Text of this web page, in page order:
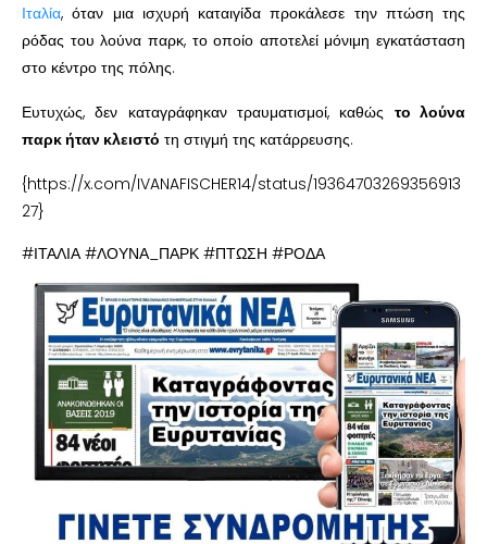
Ιταλία, όταν μια ισχυρή καταιγίδα προκάλεσε την πτώση της
ρόδας του λούνα παρκ, το οποίο αποτελεί μόνιμη εγκατάσταση
στο κέντρο της πόλης.
Ευτυχώς, δεν καταγράφηκαν τραυματισμοί, καθώς το λούνα
παρκ ήταν κλειστό τη στιγμή της κατάρρευσης.
{https://x.com/IVANAFISCHER14/status/19364703269356913
27}
#ΙΤΑΛΙΑ #ΛΟΥΝΑ_ΠΑΡΚ #ΠΤΩΣΗ #ΡΟΔΑ